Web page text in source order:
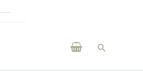
van boeren en makers uit de
Zoeken